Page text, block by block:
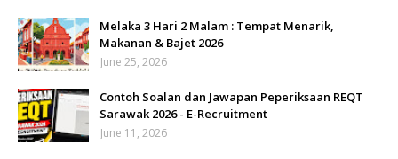
Melaka 3 Hari 2 Malam : Tempat Menarik,
Makanan & Bajet 2026
June 25, 2026
Contoh Soalan dan Jawapan Peperiksaan REQT
Sarawak 2026 - E-Recruitment
June 11, 2026